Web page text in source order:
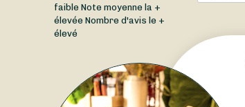
faible Note moyenne la +
élevée Nombre d'avis le +
élevé